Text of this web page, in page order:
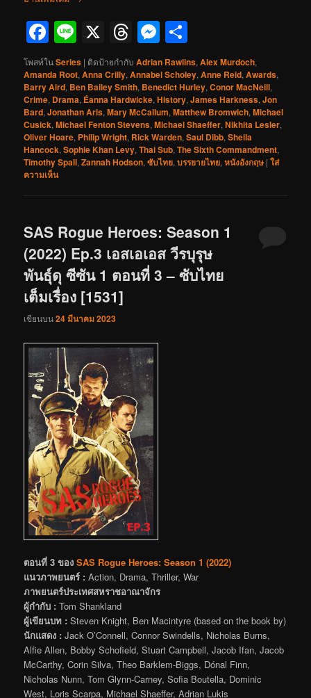
Facebook
Line
X Threads
Messenger
โพสท์ในSeries | ติดป้ายกำกับ Adrian Rawlins,Alex Murdoch,
Amanda Root,Anna Crilly,Annabel Scholey,Anne Reid,Awards,
Barry Aird, Ben Bailey Smith, Benedict Hurley,Conor MacNeill,
Crime, Drama, Éanna Hardwicke,History,James Harkness,Jon
Bard,Jonathan Aris,Mary McCallum,Matthew Bromwich,Michael
Cusick,Michael Fenton Stevens,Michael Shaeffer,Nikhita Lesler,
Oliver Hoare, Philip Wright, Rick Warden,Saul Dibb,Sheila
Hancock,Sophie Khan Levy,Thai Sub,The Sixth Commandment,
Timothy Spall,Zannah Hodson,ซับไทย,บรรยายไทย,หนังอังกฤษ |ใส่
ความเห็น
SAS Rogue Heroes: Season 1
(2022) Ep.3 เอสเอเอส วีรบุรุษ
พันธุ์ดุ ซีซัน 1 ตอนที่ 3 – ซับไทย
เต็มเรื่อง [1531]
เขียนบน24 มีนาคม 2023
ตอนที่ 3 ของ SAS Rogue Heroes: Season 1 (2022)
แนวภาพยนตร์ : Action, Drama, Thriller, War
ภาพยนตร์ประเทศสหราชอาณาจักร
ผู้กำกับ : Tom Shankland
ผู้เขียนบท : Steven Knight, Ben Macintyre (based on the book by)
นักแสดง : Jack O’Connell, Connor Swindells, Nicholas Burns,
Alfie Allen, Bobby Schofield, Stuart Campbell, Jacob Ifan, Jacob
McCarthy, Corin Silva, Theo Barklem-Biggs, Dónal Finn,
Nicholas Nunn, Tom Glynn-Carney, Sofia Boutella, Dominic
West, Loris Scarpa, Michael Shaeffer, Adrian Lukis